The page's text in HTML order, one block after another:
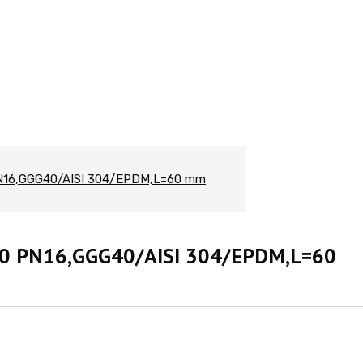
AISI 304/EPDM,L=60 mm
AISI 304/EPDM,L=60